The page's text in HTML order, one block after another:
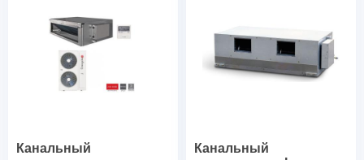
Канальный
Канальный